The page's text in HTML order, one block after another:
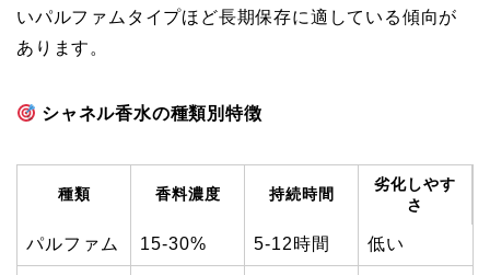
いパルファムタイプほど長期保存に適している傾向が
あります。
シャネル香水の種類別特徴
種類 香料濃度 持続時間
劣化しやす
さ
パルファム 15-30% 5-12時間 低い